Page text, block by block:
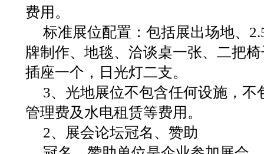
费用。
标准展位配置：包括展出场地、
牌制作、地毯、洽谈桌一张、二把
插座一个，日光灯二支。
3、光地展位不包含任何设施，不
管理费及水电租赁等费用。
2、展会论坛冠名、赞助